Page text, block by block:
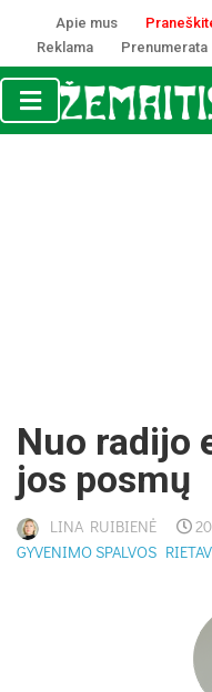
Apie mus
Reklama
Prenumerata
Nuo ra­di­jo
jos po­smų
LINA RUIBIENĖ
GYVENIMO SPALVOS